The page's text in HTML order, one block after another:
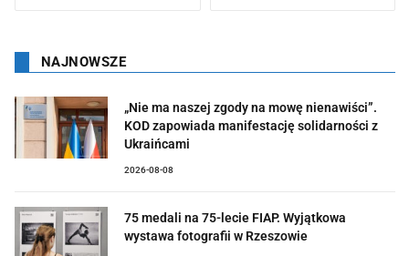
NAJNOWSZE
„Nie ma naszej zgody na mowę nienawiści”.
KOD zapowiada manifestację solidarności z
Ukraińcami
2026-08-08
75 medali na 75-lecie FIAP. Wyjątkowa
wystawa fotografii w Rzeszowie